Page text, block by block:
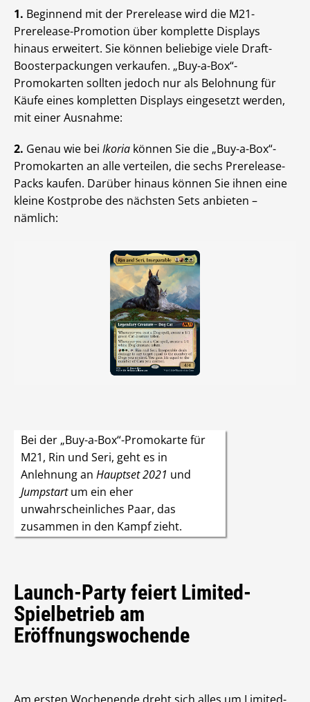
1. Beginnend mit der Prerelease wird die M21-
Prerelease-Promotion über komplette Displays
hinaus erweitert. Sie können beliebige viele Draft-
Boosterpackungen verkaufen. „Buy-a-Box“-
Promokarten sollten jedoch nur als Belohnung für
Käufe eines kompletten Displays eingesetzt werden,
mit einer Ausnahme:
2. Genau wie bei Ikoria können Sie die „Buy-a-Box“-
Promokarten an alle verteilen, die sechs Prerelease-
Packs kaufen. Darüber hinaus können Sie ihnen eine
kleine Kostprobe des nächsten Sets anbieten –
nämlich:
Bei der „Buy-a-Box“-Promokarte für
M21, Rin und Seri, geht es in
Anlehnung an Hauptset 2021 und
Jumpstartum ein eher
unwahrscheinliches Paar, das
zusammen in den Kampf zieht.
Launch-Party feiert Limited-
Spielbetrieb am
Eröffnungswochende